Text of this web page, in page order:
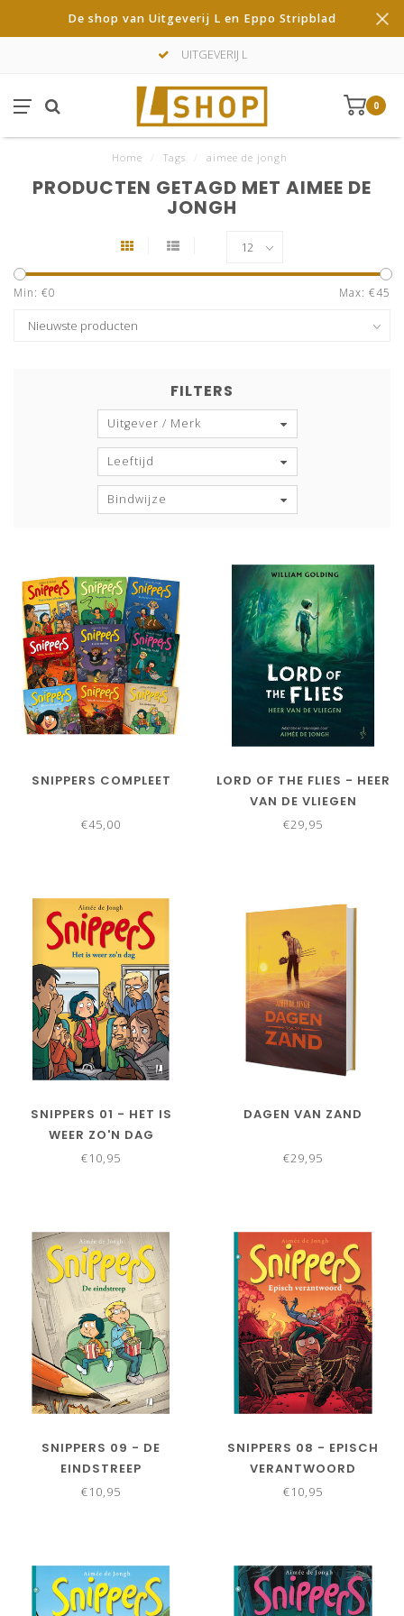
De shop van Uitgeverij L en Eppo Stripblad
UITGEVERIJ L
0
Home Tags aimee de jongh
PRODUCTEN GETAGD MET AIMEE DE
JONGH
Min: €0 Max: €45
FILTERS
Uitgever / Merk
Leeftijd
Bindwijze
SNIPPERS COMPLEET
€45,00
LORD OF THE FLIES - HEER
VAN DE VLIEGEN
€29,95
SNIPPERS 01 - HET IS
WEER ZO'N DAG
€10,95
DAGEN VAN ZAND
€29,95
SNIPPERS 09 - DE
EINDSTREEP
€10,95
SNIPPERS 08 - EPISCH
VERANTWOORD
€10,95